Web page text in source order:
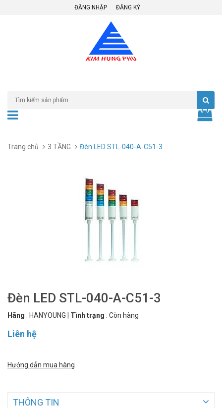
ĐĂNG NHẬP ĐĂNG KÝ
Trang chủ 3 TẦNG Đèn LED STL-040-A-C51-3
Đèn LED STL-040-A-C51-3
Hãng : HANYOUNG Tình trạng : Còn hàng
Liên hệ
Hướng dẫn mua hàng
THÔNG TIN